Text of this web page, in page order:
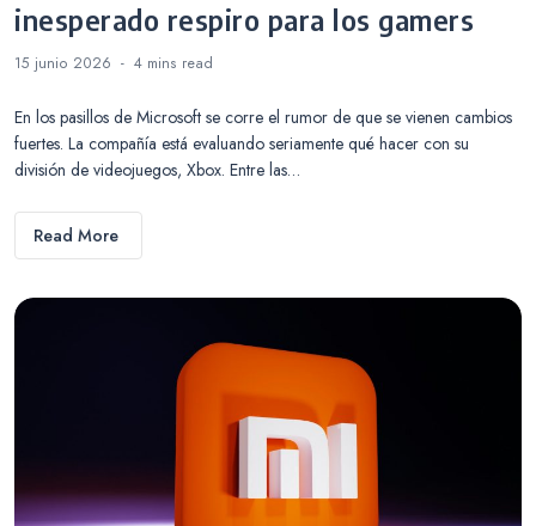
inesperado respiro para los gamers
15 junio 2026 4 mins read
En los pasillos de Microsoft se corre el rumor de que se vienen cambios
fuertes. La compañía está evaluando seriamente qué hacer con su
división de videojuegos, Xbox. Entre las…
Read More